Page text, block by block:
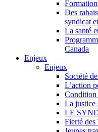
Des
syndicat
La santé
Canada
Enjeux
Enjeux
Société
L’action
Condition
La justice
LE
Fierté